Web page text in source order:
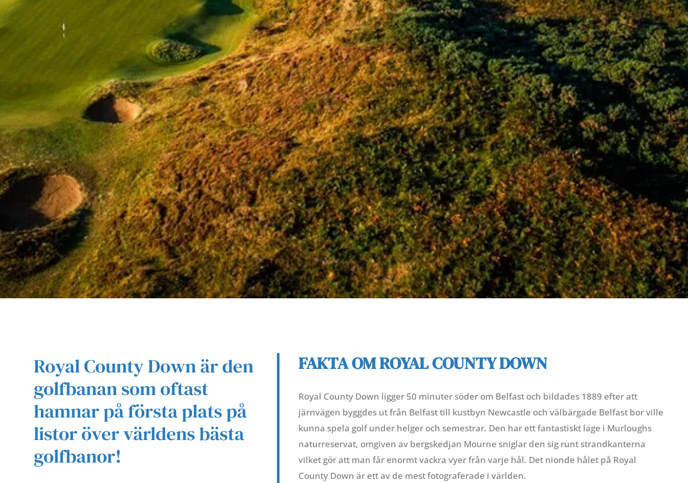
Royal County Down är den
golfbanan som oftast
hamnar på första plats på
listor över världens bästa
golfbanor!
FAKTA OM ROYAL COUNTY DOWN
Royal County Down ligger 50 minuter söder om Belfast och bildades 1889 efter att
järnvägen byggdes ut från Belfast till kustbyn Newcastle och välbärgade Belfast bor ville
kunna spela golf under helger och semestrar. Den har ett fantastiskt läge i Murloughs
naturreservat, omgiven av bergskedjan Mourne sniglar den sig runt strandkanterna
vilket gör att man får enormt vackra vyer från varje hål. Det nionde hålet på Royal
County Down är ett av de mest fotograferade i världen.